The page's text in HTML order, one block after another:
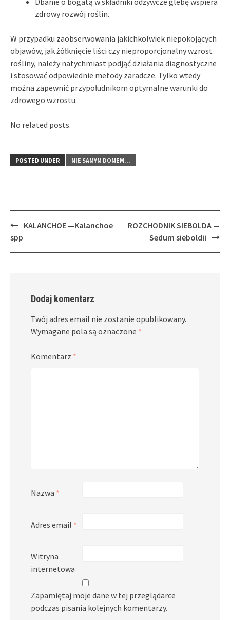
zdrowy rozwój roślin.
W przypadku zaobserwowania jakichkolwiek niepokojących
objawów, jak żółknięcie liści czy nieproporcjonalny wzrost
rośliny, należy natychmiast podjąć działania diagnostyczne
i stosować odpowiednie metody zaradcze. Tylko wtedy
można zapewnić przypołudnikom optymalne warunki do
zdrowego wzrostu.
No related posts.
POSTED UNDER NIE SAMYM DOMEM...
Post
navigation
KALANCHOE —Kalanchoe
spp
ROZCHODNIK SIEBOLDA —
Sedum sieboldii
Dodaj komentarz
Twój adres email nie zostanie opublikowany.
Wymagane pola są oznaczone *
Komentarz *
Nazwa *
Adres email *
Witryna
internetowa
Zapamiętaj moje dane w tej przeglądarce
podczas pisania kolejnych komentarzy.